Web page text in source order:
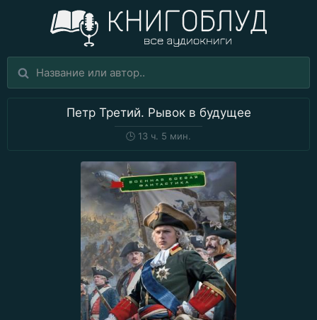
Петр Третий. Рывок в будущее
🕒 13 ч. 5 мин.